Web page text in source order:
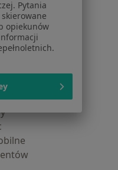
Pytania
opiekunów